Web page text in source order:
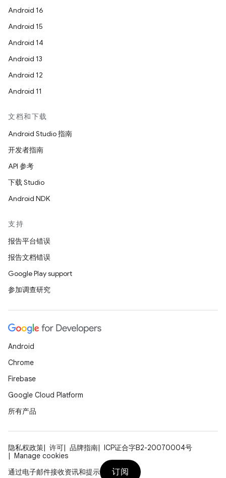
Android 16
Android 15
Android 14
Android 13
Android 12
Android 11
文档和下载
Android Studio 指南
开发者指南
API 参考
下载 Studio
Android NDK
支持
报告平台错误
报告文档错误
Google Play support
参加调查研究
Android
Chrome
Firebase
Google Cloud Platform
所有产品
隐私权政策 许可 品牌指南
ICP证合字B2-20070004号
Manage cookies
通过电子邮件接收资讯和提示
订阅